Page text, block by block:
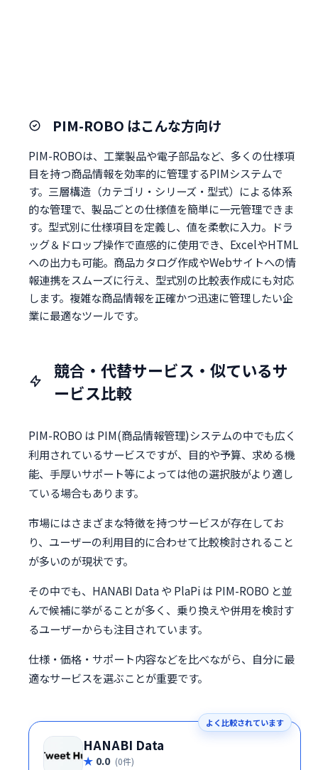
PIM-ROBO はこんな方向け
PIM-ROBOは、工業製品や電子部品など、多くの仕様項
目を持つ商品情報を効率的に管理するPIMシステムで
す。三層構造（カテゴリ・シリーズ・型式）による体系
的な管理で、製品ごとの仕様値を簡単に一元管理できま
す。型式別に仕様項目を定義し、値を柔軟に入力。ドラ
ッグ＆ドロップ操作で直感的に使用でき、ExcelやHTML
への出力も可能。商品カタログ作成やWebサイトへの情
報連携をスムーズに行え、型式別の比較表作成にも対応
します。複雑な商品情報を正確かつ迅速に管理したい企
業に最適なツールです。
競合・代替サービス・似ているサ
ービス比較
PIM-ROBO は PIM(商品情報管理)システムの中でも広く
利用されているサービスですが、目的や予算、求める機
能、手厚いサポート等によっては他の選択肢がより適し
ている場合もあります。
市場にはさまざまな特徴を持つサービスが存在してお
り、ユーザーの利用目的に合わせて比較検討されること
が多いのが現状です。
その中でも、HANABI Data や PlaPi は PIM-ROBO と並
んで候補に挙がることが多く、乗り換えや併用を検討す
るユーザーからも注目されています。
仕様・価格・サポート内容などを比べながら、自分に最
適なサービスを選ぶことが重要です。
よく比較されています
HANABI Data
0.0 (0件)